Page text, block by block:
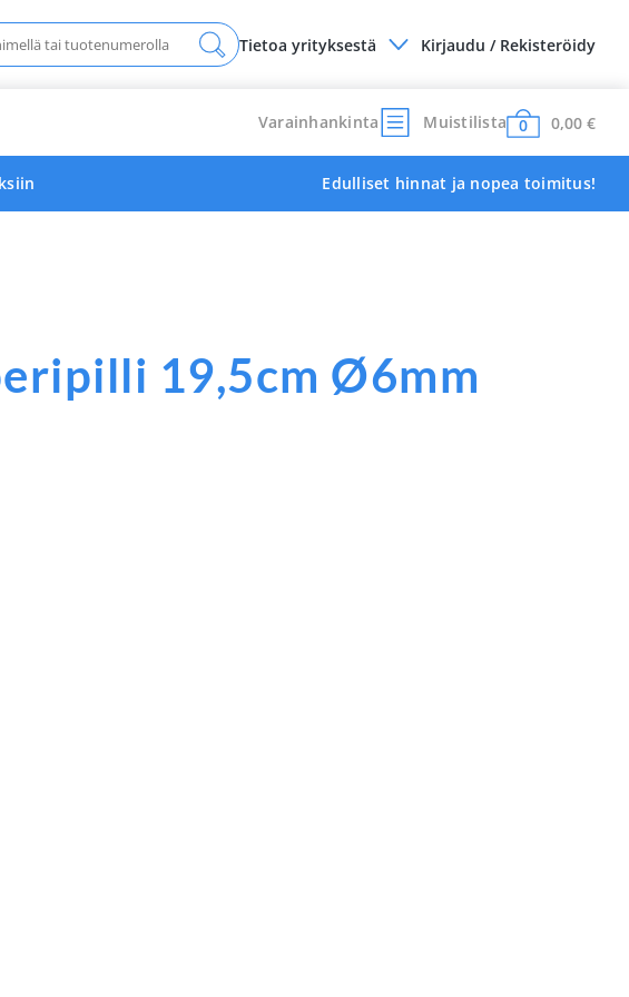
Tietoa yrityksestä
Kirjaudu / Rekisteröidy
Varainhankinta Muistilista 0 0,00 €
Edulliset hinnat ja nopea toimitus!
19,5cm Ø6mm